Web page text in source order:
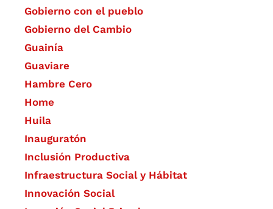
Gobierno con el pueblo
Gobierno del Cambio
Guainía
Guaviare
Hambre Cero
Home
Huila
Inauguratón
Inclusión Productiva
Infraestructura Social y Hábitat
​Innovación Social